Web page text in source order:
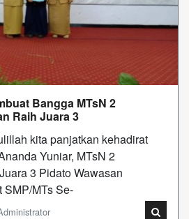
Bangga MTsN 2
Raih Juara 3
kita panjatkan kehadirat
Yuniar, MTsN 2
3 Pidato Wawasan
SMP/MTs Se-